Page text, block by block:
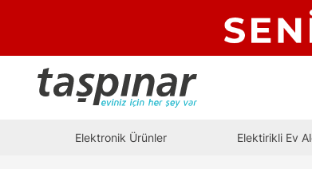
Elektronik Ürünler Elektirikli Ev